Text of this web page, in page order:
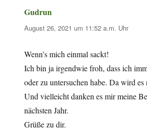
Gudrun
August 26, 2021 um 11:52 a.m. Uhr
Wenn’s mich einmal sackt!
Ich bin ja irgendwie froh, dass ich
oder zu untersuchen habe. Da wird
Und vielleicht danken es mir meine
nächsten Jahr.
Grüße zu dir.